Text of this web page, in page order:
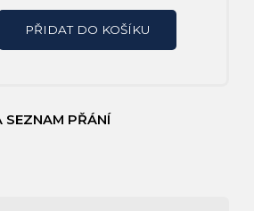
PŘIDAT DO KOŠÍKU
SEZNAM PŘÁNÍ